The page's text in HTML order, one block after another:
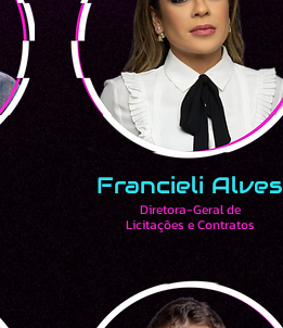
Francieli Alves
Diretora-Geral de
Licitações e Contratos